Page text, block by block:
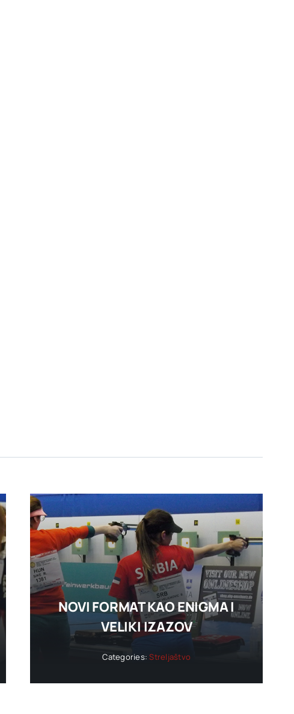
NOVI FORMAT KAO ENIGMA I
VELIKI IZAZOV
Categories:Streljaštvo